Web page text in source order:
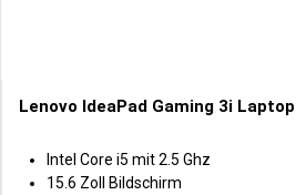
Lenovo IdeaPad Gaming 3i Laptop
Intel Core i5 mit 2.5 Ghz
15.6 Zoll Bildschirm